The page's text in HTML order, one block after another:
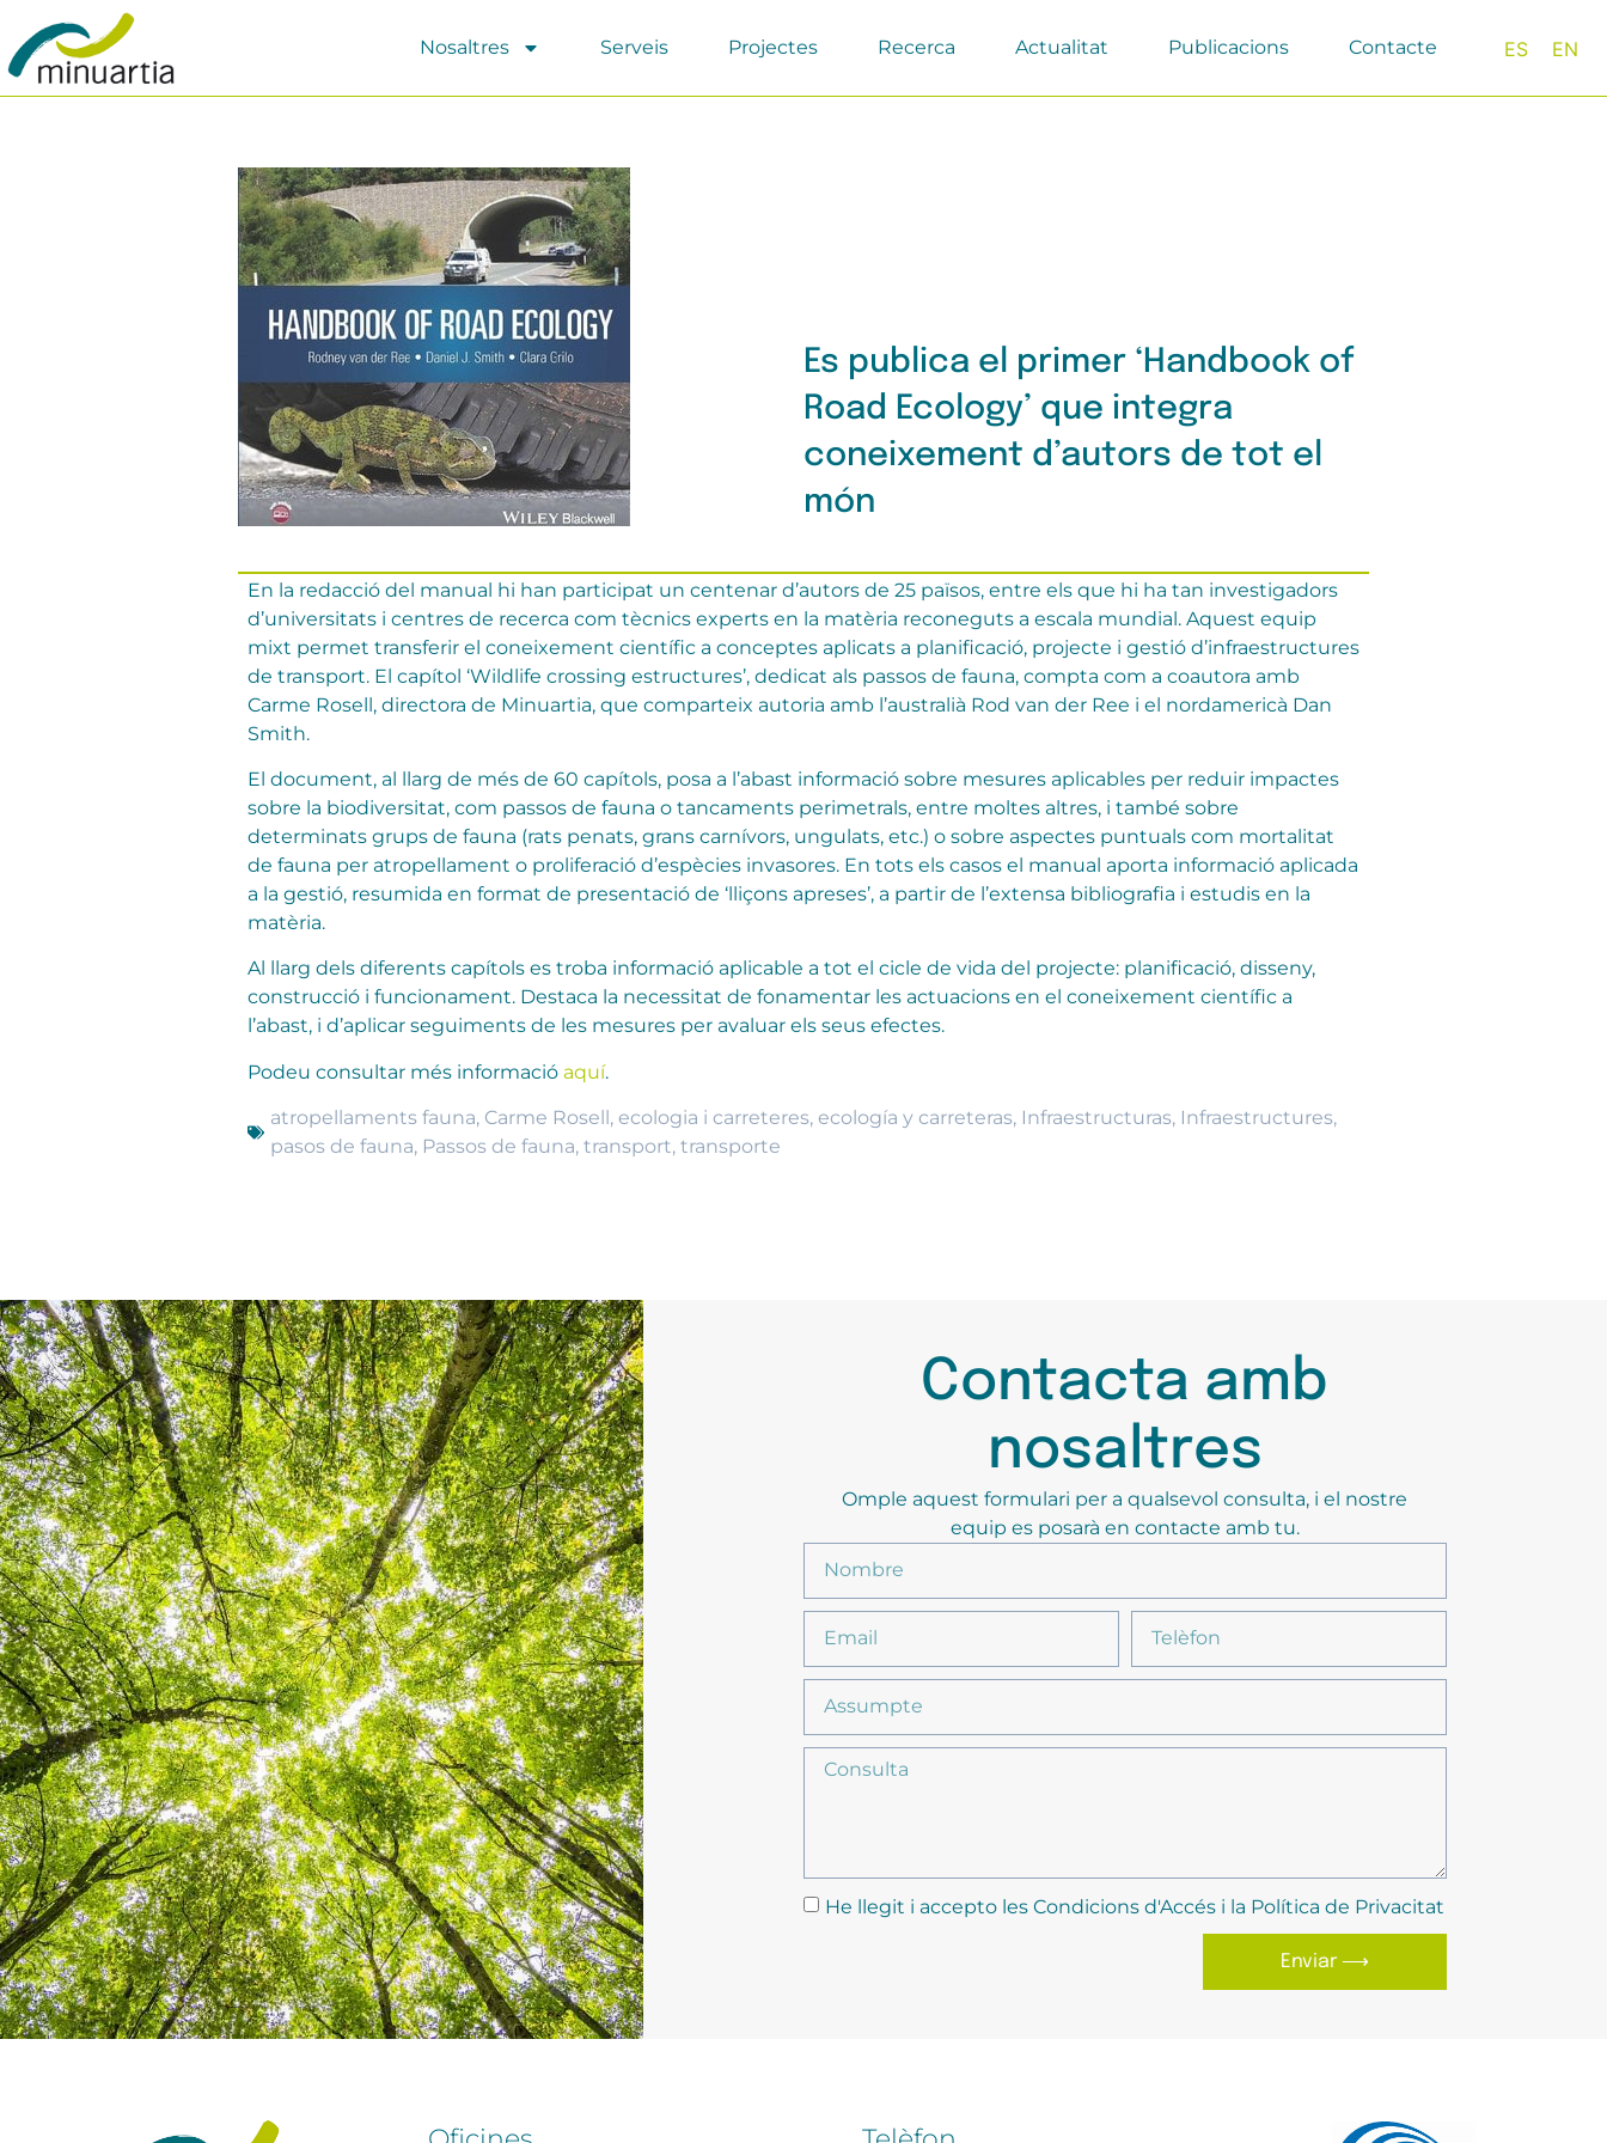
Nosaltres Serveis Projectes Recerca Actualitat Publicacions Contacte ES EN
Es publica el primer ‘Handbook of
Road Ecology’ que integra
coneixement d’autors de tot el
món
En la redacció del manual hi han participat un centenar d’autors de 25 països, entre els que hi ha tan investigadors
d’universitats i centres de recerca com tècnics experts en la matèria reconeguts a escala mundial. Aquest equip
mixt permet transferir el coneixement científic a conceptes aplicats a planificació, projecte i gestió d’infraestructures
de transport. El capítol ‘Wildlife crossing estructures’, dedicat als passos de fauna, compta com a coautora amb
Carme Rosell, directora de Minuartia, que comparteix autoria amb l’australià Rod van der Ree i el nordamericà Dan
Smith.
El document, al llarg de més de 60 capítols, posa a l’abast informació sobre mesures aplicables per reduir impactes
sobre la biodiversitat, com passos de fauna o tancaments perimetrals, entre moltes altres, i també sobre
determinats grups de fauna (rats penats, grans carnívors, ungulats, etc.) o sobre aspectes puntuals com mortalitat
de fauna per atropellament o proliferació d’espècies invasores. En tots els casos el manual aporta informació aplicada
a la gestió, resumida en format de presentació de ‘lliçons apreses’, a partir de l’extensa bibliografia i estudis en la
matèria.
Al llarg dels diferents capítols es troba informació aplicable a tot el cicle de vida del projecte: planificació, disseny,
construcció i funcionament. Destaca la necessitat de fonamentar les actuacions en el coneixement científic a
l’abast, i d’aplicar seguiments de les mesures per avaluar els seus efectes.
Podeu consultar més informació aquí.
atropellaments fauna, Carme Rosell , ecologia i carreteres, ecología y carreteras, Infraestructuras, Infraestructures,
pasos de fauna, Passos de fauna, transport, transporte
Contacta amb
nosaltres
Omple aquest formulari per a qualsevol consulta, i el nostre
equip es posarà en contacte amb tu.
He llegit i accepto les Condicions d'Accés i la Política de Privacitat
Enviar ⟶